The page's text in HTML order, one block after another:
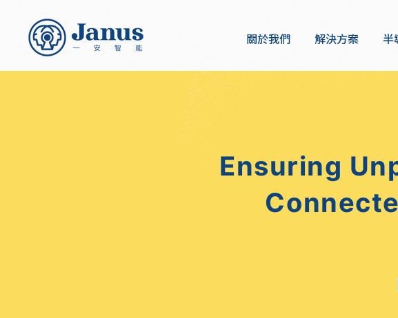
關於我們 解決方案 半
Ensuring